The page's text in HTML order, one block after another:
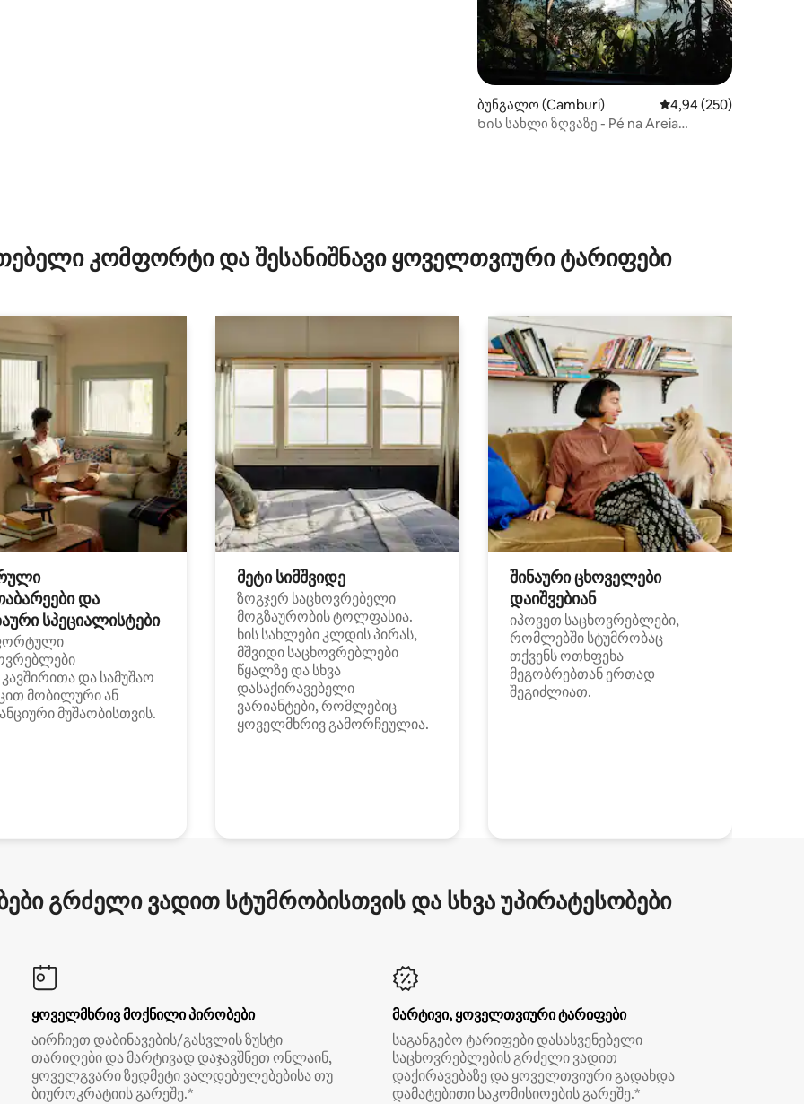
4,91, 233 მიმოხილვა
ბუნგალო (Camburí) საშუალო შეფასებაა
4,94 (250)
Ხის სახლი ზღვაზე - Pé na Areia
კომფორტი და შესანიშნავი ყოველთვიური ტარიფები
და
სპეციალისტები
კავშირითა და სამუშაო
მობილური ან
მუშაობისთვის.
მეტი სიმშვიდე
ზოგჯერ საცხოვრებელი
მოგზაურობის ტოლფასია.
ხის სახლები კლდის პირას,
მშვიდი საცხოვრებლები
წყალზე და სხვა
დასაქირავებელი
ვარიანტები, რომლებიც
ყოველმხრივ გამორჩეულია.
შინაური ცხოველები
დაიშვებიან
იპოვეთ საცხოვრებლები,
რომლებში სტუმრობაც
თქვენს ოთხფეხა
მეგობრებთან ერთად
შეგიძლიათ.
გრძელი ვადით სტუმრობისთვის და სხვა უპირატესობები
ყოველმხრივ მოქნილი პირობები
აირჩიეთ დაბინავების/გასვლის ზუსტი
თარიღები და მარტივად დაჯავშნეთ ონლაინ,
ყოველგვარი ზედმეტი ვალდებულებებისა თუ
ბიუროკრატიის გარეშე.*
მარტივი, ყოველთვიური ტარიფები
საგანგებო ტარიფები დასასვენებელი
საცხოვრებლების გრძელი ვადით
დაქირავებაზე და ყოველთვიური გადახდა
დამატებითი საკომისიოების გარეშე.*